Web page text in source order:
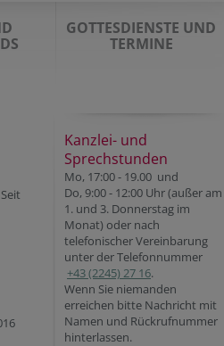
GOTTESDIENSTE UND
TERMINE
Kanzlei- und
Sprechstunden
Mo, 17:00 - 19.00 und
Do, 9:00 - 12:00 Uhr (außer am
1. und 3. Donnerstag im
Monat) oder nach
telefonischer Vereinbarung
unter der Telefonnummer
+43 (2245) 27 16.
Wenn Sie niemanden
erreichen bitte Nachricht mit
Namen und Rückrufnummer
hinterlassen.